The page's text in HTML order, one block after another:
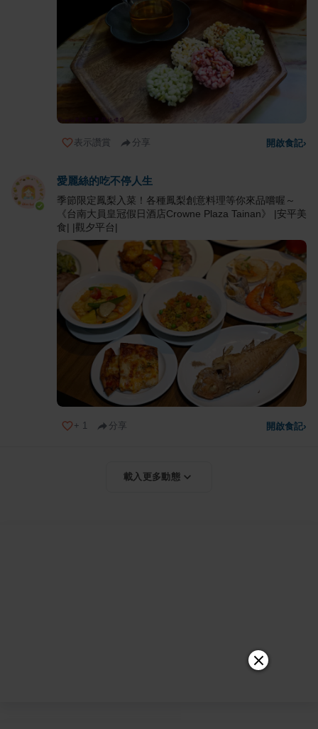
表示讚賞 分享 開啟食記›
愛麗絲的吃不停人生
季節限定鳳梨入菜！各種鳳梨創意料理等你來品嚐喔～
《台南大員皇冠假日酒店Crowne Plaza Tainan》 |安平美
食| |觀夕平台|
+ 1 分享 開啟食記›
載入更多動態